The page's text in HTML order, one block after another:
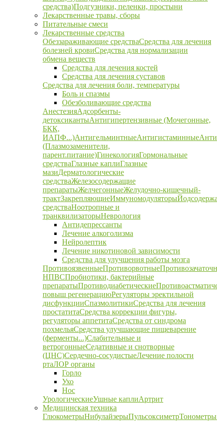
средства)Подгузники, пеленки, простыни
Лекарственные травы, сборы
Питательные смеси
Лекарственные средства
Обеззараживающие средстваСредства для лечения
болезней кровиСредства для нормализации
обмена веществ
Средства для лечения костей
Средства для лечения суставов
Средства для лечения боли, температуры
Боль и спазмы
Обезболивающие средства
АнестезияАдсорбенты-
детоксикантыАнтигипертензивные (Мочегонные,
БКК,
ИАПФ...)АнтигельминтныеАнтигистаминные
(Плазмозаменители,
парент.питание)ГинекологияГормональные
средстваГлазные каплиГлазные
мазиДерматологические
средстваЖелезосодержащие
препаратыЖелчегонныеЖелудочно-кишечный-
трактЗакрепляющиеИммуномодуляторы
средстваНоотропные и
транквилизаторыНеврология
Антидепрессанты
Лечение алкоголизма
Нейролептик
Лечение никотиновой зависимости
Средства для улучшения работы мозга
ПротивоязвенныеПротиворвотные
НПВСПробиотики, бактерийные
препаратыПротиводиабетические
повыш регенерациюРегуляторы эректильной
дисфункцииСпазмолитикиСредства для лечения
простатитаСредства коррекции фигуры,
регуляторы аппетитаСредства от синдрома
похмельяСредства улучшающие пищеварение
(ферменты...)Слабительные и
ветрогонныеСедативные и снотворные
(ЦНС)Сердечно-сосудистыеЛечение полости
ртаЛОР органы
Горло
Ухо
Нос
УрологическиеУшные каплиАртрит
Медицинская техника
ГлюкометрыНибулайзерыПульсоксиметрТонометры